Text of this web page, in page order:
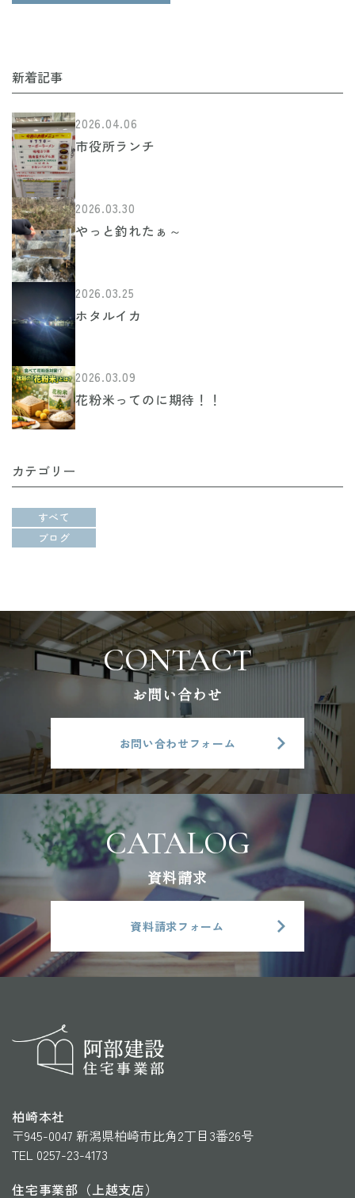
ゲ
ー
シ
ョ
ン
新着記事
2026.04.06
市役所ランチ
2026.03.30
やっと釣れたぁ～
2026.03.25
ホタルイカ
2026.03.09
花粉米ってのに期待！！
カテゴリー
すべて
ブログ
お問い合わせ
お問い合わせフォーム
資料請求
資料請求フォーム
柏崎本社
〒945-0047 新潟県柏崎市比角2丁目3番26号
TEL 0257-23-4173
住宅事業部（上越支店）